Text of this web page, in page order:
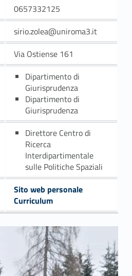
0657332125
sirio.zolea@uniroma3.it
Via Ostiense 161
Dipartimento di
Giurisprudenza
Dipartimento di
Giurisprudenza
Direttore Centro di
Ricerca
Interdipartimentale
sulle Politiche Spaziali
Sito web personale
Curriculum